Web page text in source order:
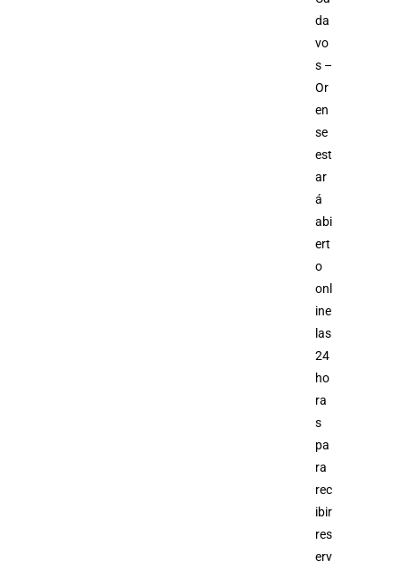
da
vo
s –
Or
en
se
est
ar
á
abi
ert
o
onl
ine
las
24
ho
ra
s
pa
ra
rec
ibir
res
erv